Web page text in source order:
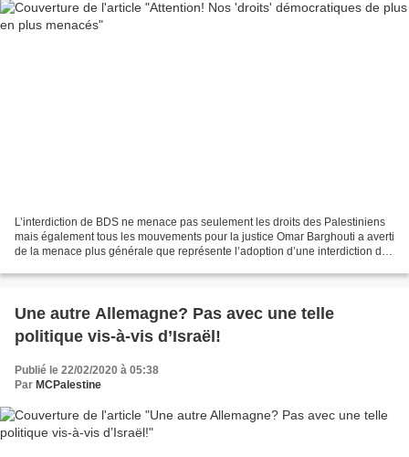
L’interdiction de BDS ne menace pas seulement les droits des Palestiniens
mais également tous les mouvements pour la justice Omar Barghouti a averti
de la menace plus générale que représente l’adoption d’une interdiction de
Une autre Allemagne? Pas avec une telle
politique vis-à-vis d’Israël!
Publié le 22/02/2020 à 05:38
Par MCPalestine